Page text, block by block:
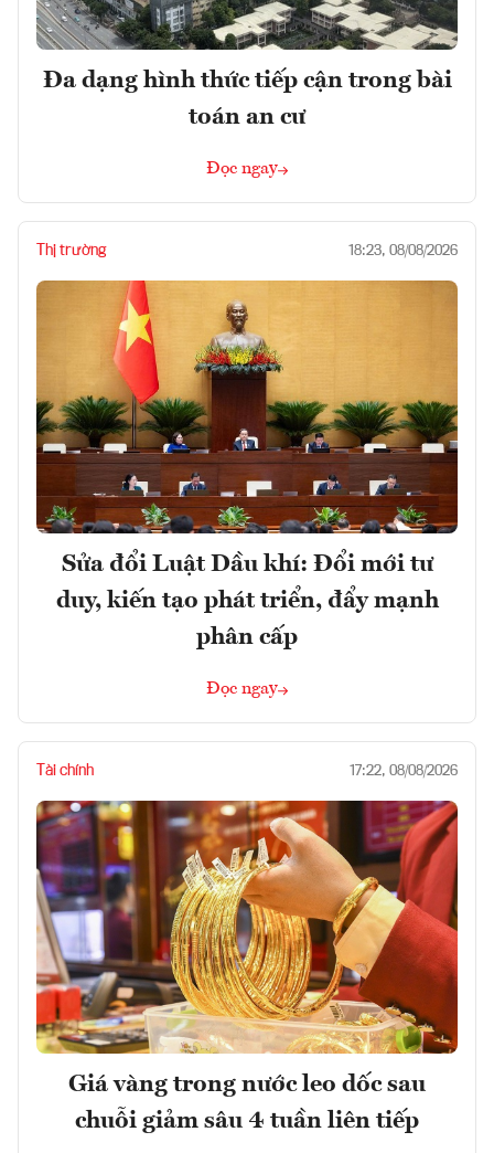
Đa dạng hình thức tiếp cận trong bài
toán an cư
Đọc ngay
Thị trường 18:23, 08/08/2026
Sửa đổi Luật Dầu khí: Đổi mới tư
duy, kiến tạo phát triển, đẩy mạnh
phân cấp
Đọc ngay
Tài chính 17:22, 08/08/2026
Giá vàng trong nước leo dốc sau
chuỗi giảm sâu 4 tuần liên tiếp